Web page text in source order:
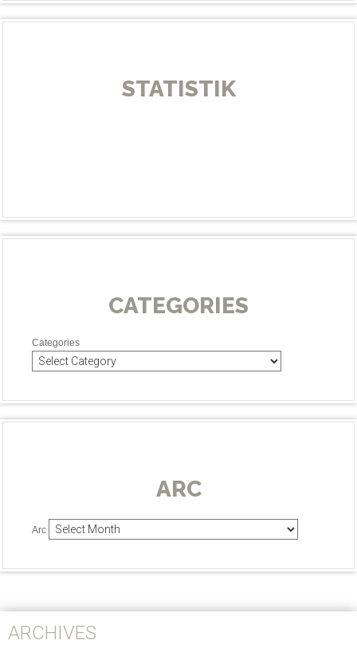
STATISTIK
CATEGORIES
Categories
ARC
Arc
ARCHIVES